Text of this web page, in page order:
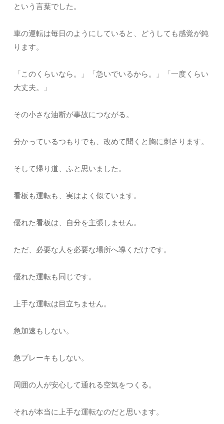
という言葉でした。
車の運転は毎日のようにしていると、どうしても感覚が鈍
ります。
「このくらいなら。」「急いでいるから。」「一度くらい
大丈夫。」
その小さな油断が事故につながる。
分かっているつもりでも、改めて聞くと胸に刺さります。
そして帰り道、ふと思いました。
看板も運転も、実はよく似ています。
優れた看板は、自分を主張しません。
ただ、必要な人を必要な場所へ導くだけです。
優れた運転も同じです。
上手な運転は目立ちません。
急加速もしない。
急ブレーキもしない。
周囲の人が安心して通れる空気をつくる。
それが本当に上手な運転なのだと思います。